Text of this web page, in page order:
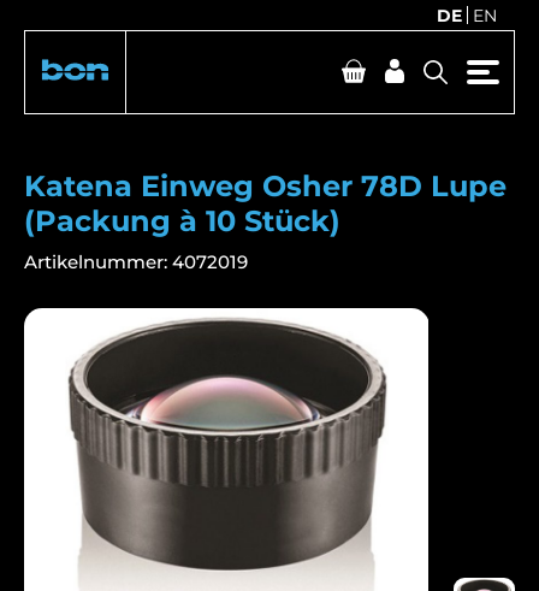
DE EN
Katena Einweg Osher 78D Lupe
(Packung à 10 Stück)
Artikelnummer: 4072019